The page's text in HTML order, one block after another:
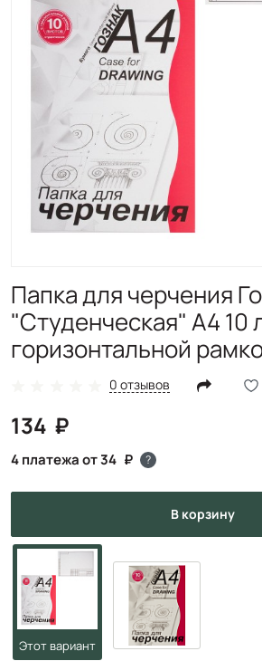
Папка для черчения
"Студенческая" А4 10
горизонтальной
0 отзывов
134
4 платежа от 34 ?
в корзину